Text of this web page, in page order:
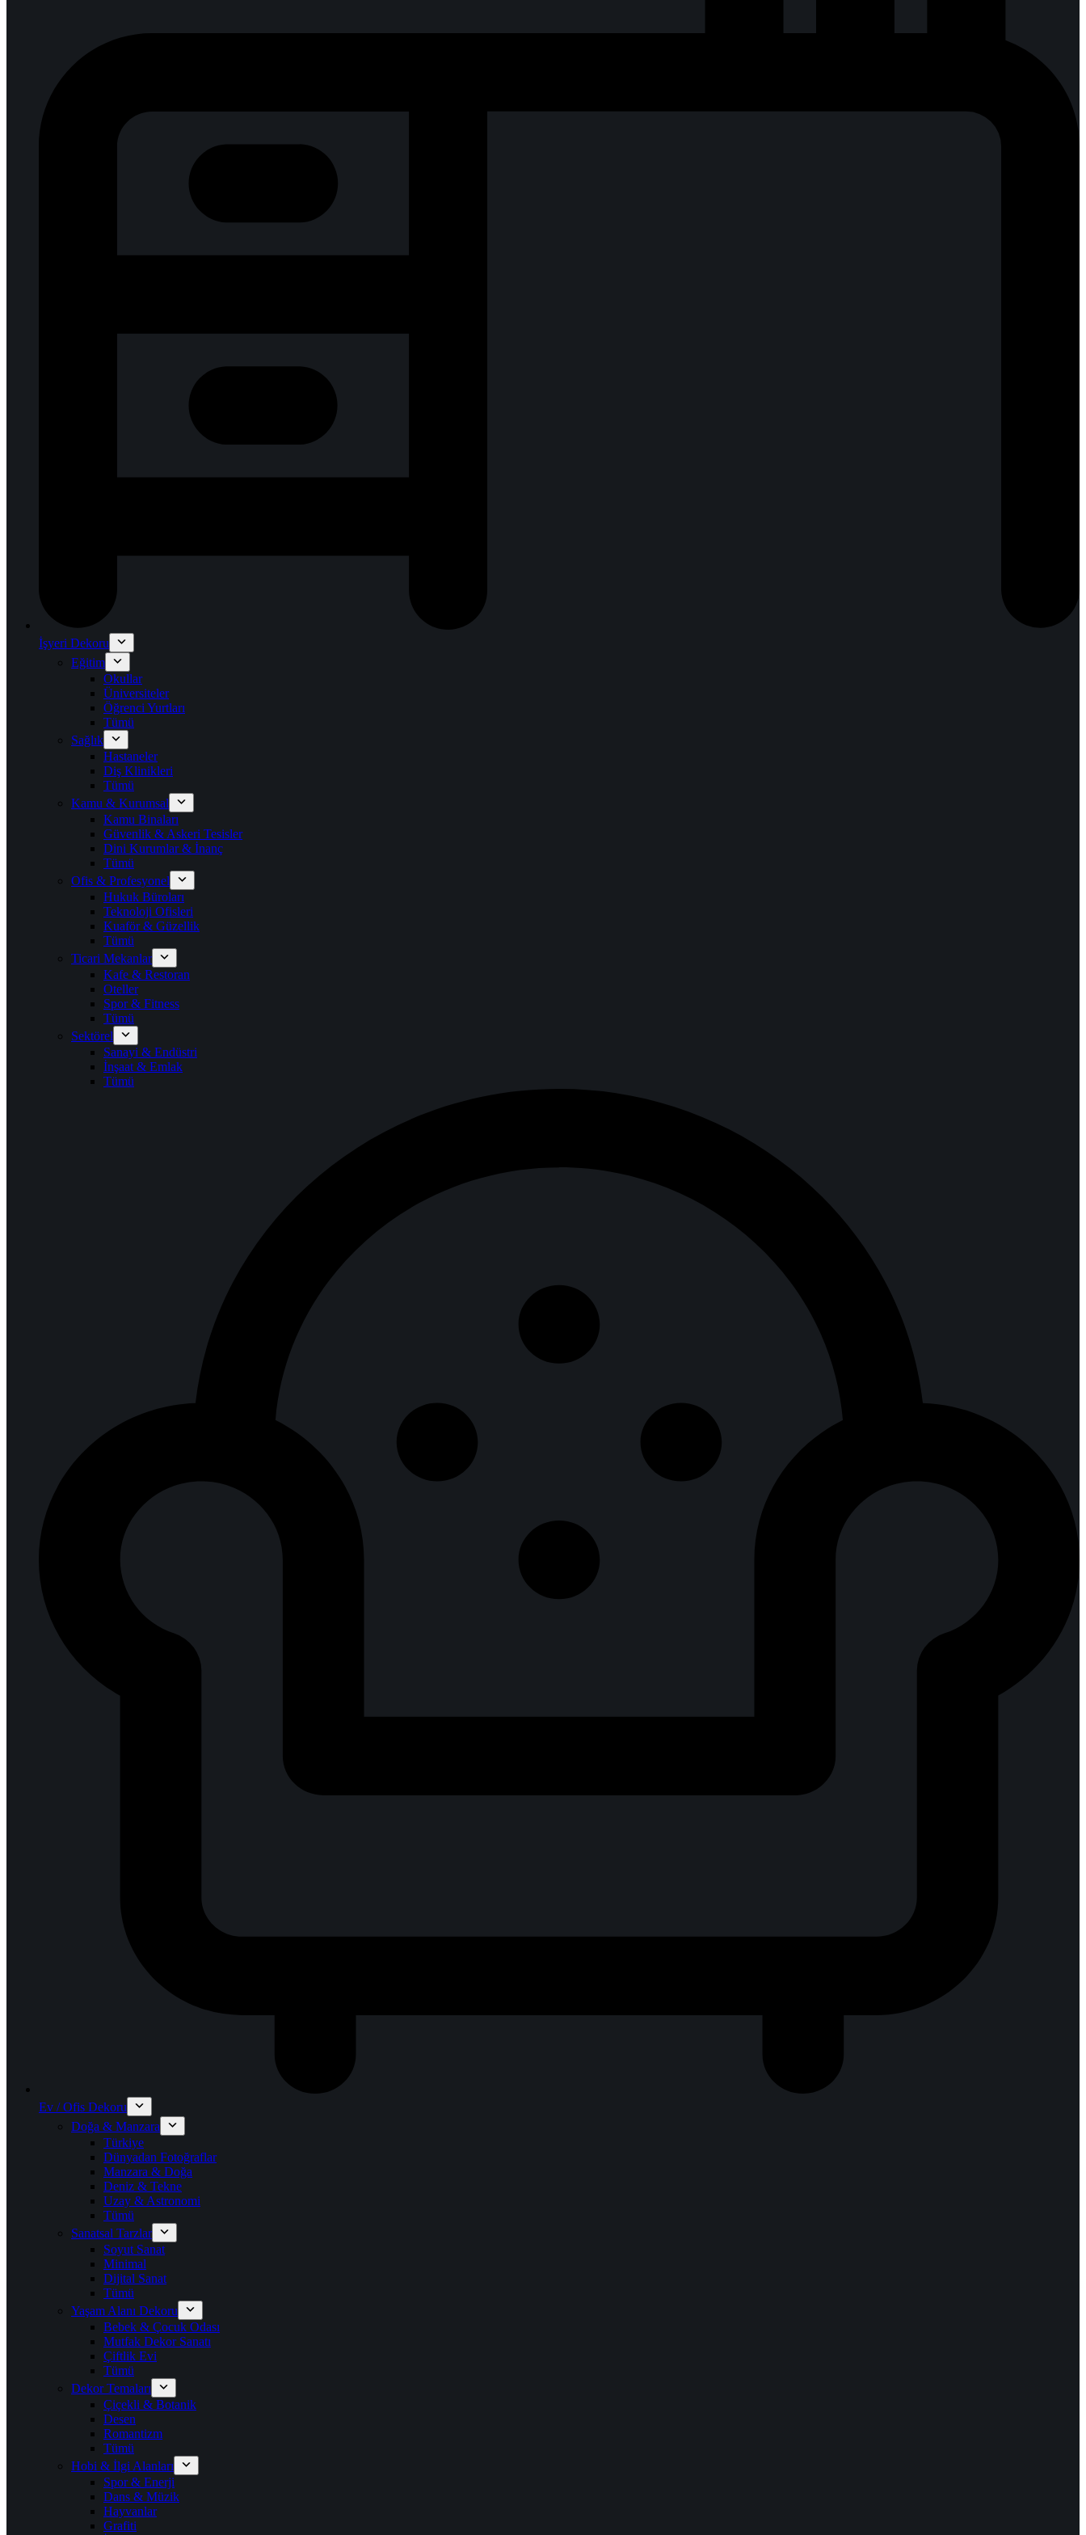
İşyeri Dekoru
Eğitim
Okullar
Üniversiteler
Öğrenci Yurtları
Tümü
Sağlık
Hastaneler
Diş Klinikleri
Tümü
Kamu & Kurumsal
Kamu Binaları
Güvenlik & Askeri Tesisler
Dini Kurumlar & İnanç
Tümü
Ofis & Profesyonel
Hukuk Büroları
Teknoloji Ofisleri
Kuaför & Güzellik
Tümü
Ticari Mekanlar
Kafe & Restoran
Oteller
Spor & Fitness
Tümü
Sektörel
Sanayi & Endüstri
İnşaat & Emlak
Tümü
Ev / Ofis Dekoru
Doğa & Manzara
Türkiye
Dünyadan Fotoğraflar
Manzara & Doğa
Deniz & Tekne
Uzay & Astronomi
Tümü
Sanatsal Tarzlar
Soyut Sanat
Minimal
Dijital Sanat
Tümü
Yaşam Alanı Dekoru
Bebek & Çocuk Odası
Mutfak Dekor Sanatı
Çiftlik Evi
Tümü
Dekor Temaları
Çiçekli & Botanik
Desen
Romantizm
Tümü
Hobi & İlgi Alanları
Spor & Enerji
Dans & Müzik
Hayvanlar
Grafiti